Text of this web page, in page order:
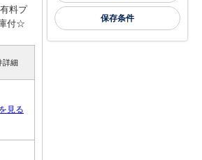
料プ
付☆
詳細
見る
保存条件